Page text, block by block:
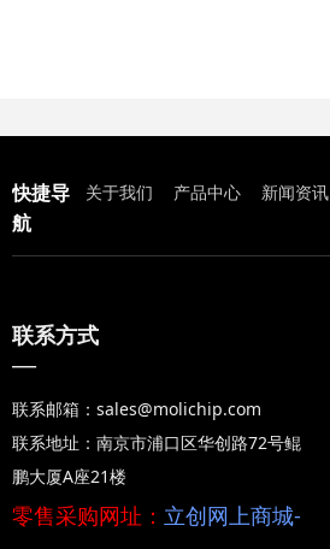
快捷导
航
关于我们 产品中心 新闻资讯
联系方式
—
联系邮箱：sales@molichip.com
联系地址：南京市浦口区华创路72号鲲
鹏大厦A座21楼
零售采购网址： 立创网上商城-